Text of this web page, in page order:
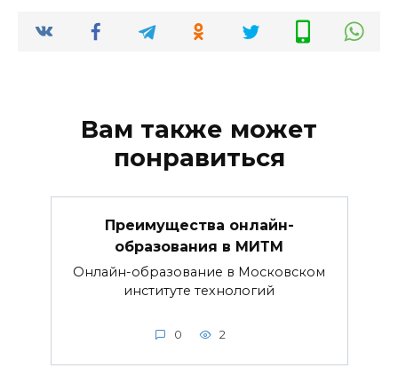
Вам также может
понравиться
Преимущества онлайн-
образования в МИТМ
Онлайн-образование в Московском
институте технологий
0 2